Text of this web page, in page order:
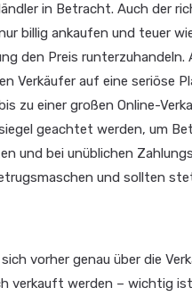
in Betracht. Auch der
billig ankaufen und teuer
den Preis runterzuhandeln.
Verkäufer auf eine seriöse
zu einer großen Online-
geachtet werden, um
und bei unüblichen
und sollten
vorher genau über die
verkauft werden – wichtig